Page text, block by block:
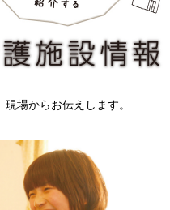
場からお伝えします。